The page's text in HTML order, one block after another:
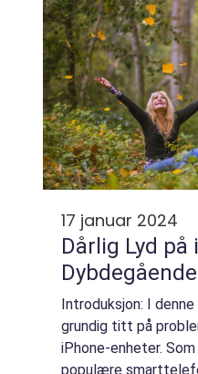
17 januar 2024
Dårlig Lyd på
Introduksjon: I
grundig titt på
iPhone-enheter.
populære